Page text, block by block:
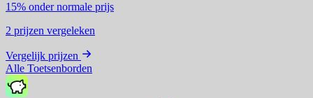
15% onder normale prijs
2 prijzen vergeleken
Vergelijk prijzen
Alle Toetsenborden